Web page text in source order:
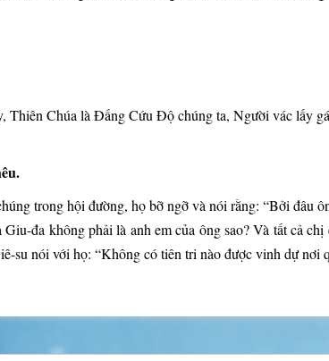
Thiên Chúa là Ðấng Cứu Ðộ chúng ta, Người vác lấy
trong hội đường, họ bỡ ngỡ và nói rằng: “Bởi
đa không phải là anh em của ông sao? Và tất cả
su nói với họ: “Không có tiên tri nào được vinh dự